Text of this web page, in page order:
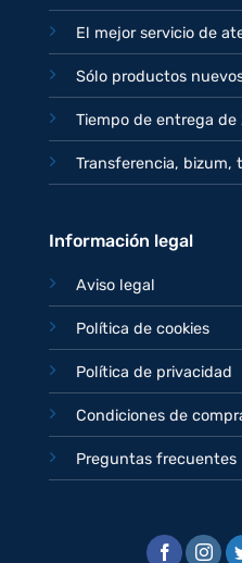
El mejor servicio de
Sólo productos
Tiempo de entrega de
Transferencia, bizum,
Información legal
Aviso legal
Política de cookies
Política de privacidad
Condiciones de
Preguntas frecuentes